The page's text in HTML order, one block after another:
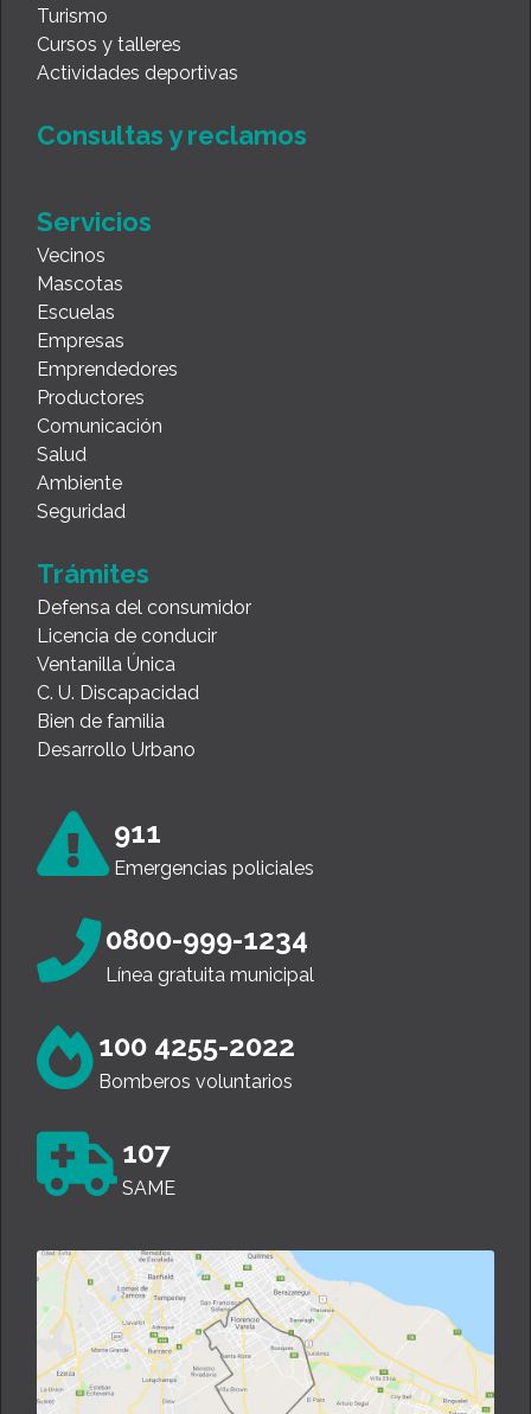
Turismo
Cursos y talleres
Actividades deportivas
Consultas y reclamos
Servicios
Vecinos
Mascotas
Escuelas
Empresas
Emprendedores
Productores
Comunicación
Salud
Ambiente
Seguridad
Trámites
Defensa del consumidor
Licencia de conducir
Ventanilla Única
C. U. Discapacidad
Bien de familia
Desarrollo Urbano
911
Emergencias policiales
0800-999-1234
Línea gratuita municipal
100 4255-2022
Bomberos voluntarios
107
SAME